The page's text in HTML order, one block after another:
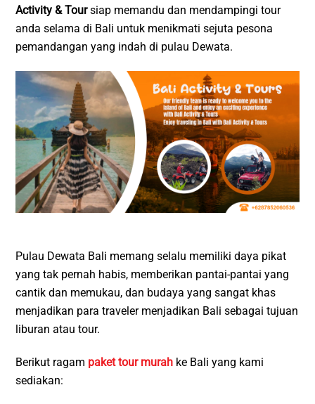
Activity & Toursiap memandu dan mendampingi tour
anda selama di Bali untuk menikmati sejuta pesona
pemandangan yang indah di pulau Dewata.
Pulau Dewata Bali memang selalu memiliki daya pikat
yang tak pernah habis, memberikan pantai-pantai yang
cantik dan memukau, dan budaya yang sangat khas
menjadikan para traveler menjadikan Bali sebagai tujuan
liburan atau tour.
Berikut ragam paket tour murah ke Bali yang kami
sediakan: